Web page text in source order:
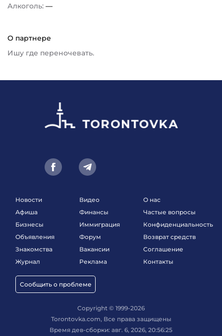
Алкоголь: —
О партнере
Ишу где переночевать.
Новости
Афиша
Бизнесы
Объявления
Знакомства
Журнал
Сообщить о проблеме
Видео
Финансы
Иммиграция
Форум
Вакансии
Реклама
О нас
Частые вопросы
Конфиденциальность
Возврат средств
Соглашение
Контакты
Copyright © 1999-2026
Torontovka.com, Все права защищены
Время дев-сборки: авг. 6, 2026, 20:56:25